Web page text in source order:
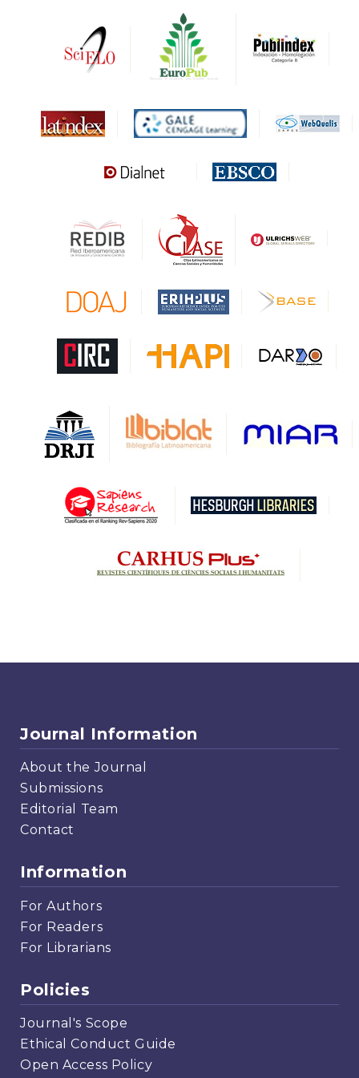
DARDO
MIAR
Sapiens Research
Gale Cengage Learning
Journal Information
About the Journal
Submissions
Editorial Team
Contact
Information
For Authors
For Readers
For Librarians
Policies
Journal's Scope
Ethical Conduct Guide
Open Access Policy